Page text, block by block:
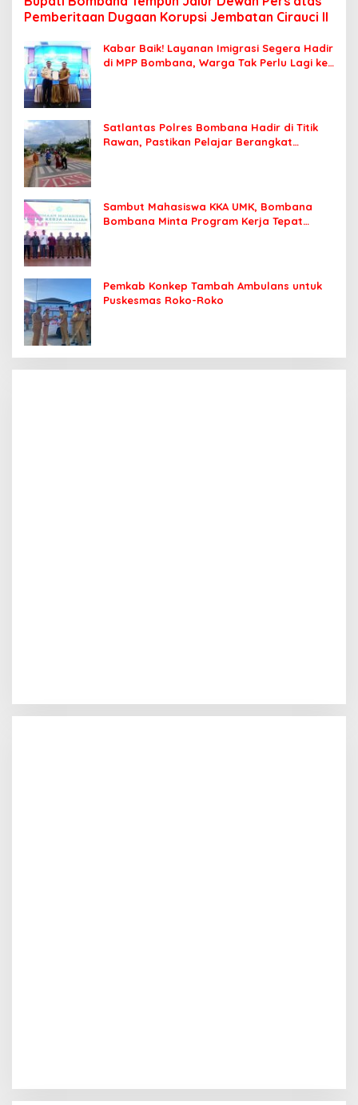
Pemberitaan Dugaan Korupsi Jembatan Cirauci II
Kabar Baik! Layanan Imigrasi Segera Hadir
di MPP Bombana, Warga Tak Perlu Lagi ke
Satlantas Polres Bombana Hadir di Titik
Rawan, Pastikan Pelajar Berangkat
Sambut Mahasiswa KKA UMK, Bombana
Bombana Minta Program Kerja Tepat
Pemkab Konkep Tambah Ambulans untuk
Puskesmas Roko-Roko